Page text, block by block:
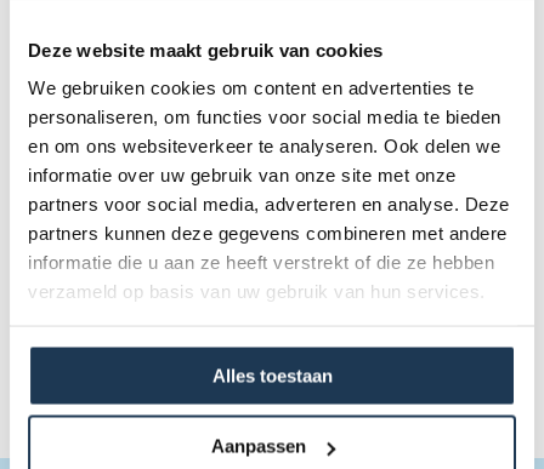
Deze website maakt gebruik van cookies
We gebruiken cookies om content en advertenties te
personaliseren, om functies voor social media te bieden
en om ons websiteverkeer te analyseren. Ook delen we
informatie over uw gebruik van onze site met onze
partners voor social media, adverteren en analyse. Deze
partners kunnen deze gegevens combineren met andere
informatie die u aan ze heeft verstrekt of die ze hebben
verzameld op basis van uw gebruik van hun services.
Alles toestaan
Aanpassen
Driftwerk Freestyle Scooter DS1.5 - Mudcrack
Merk: Driftwerk
€ 89,10
Incl. BTW